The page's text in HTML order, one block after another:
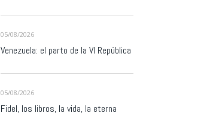
05/08/2026
Venezuela: el parto de la VI República
05/08/2026
Fidel, los libros, la vida, la eterna